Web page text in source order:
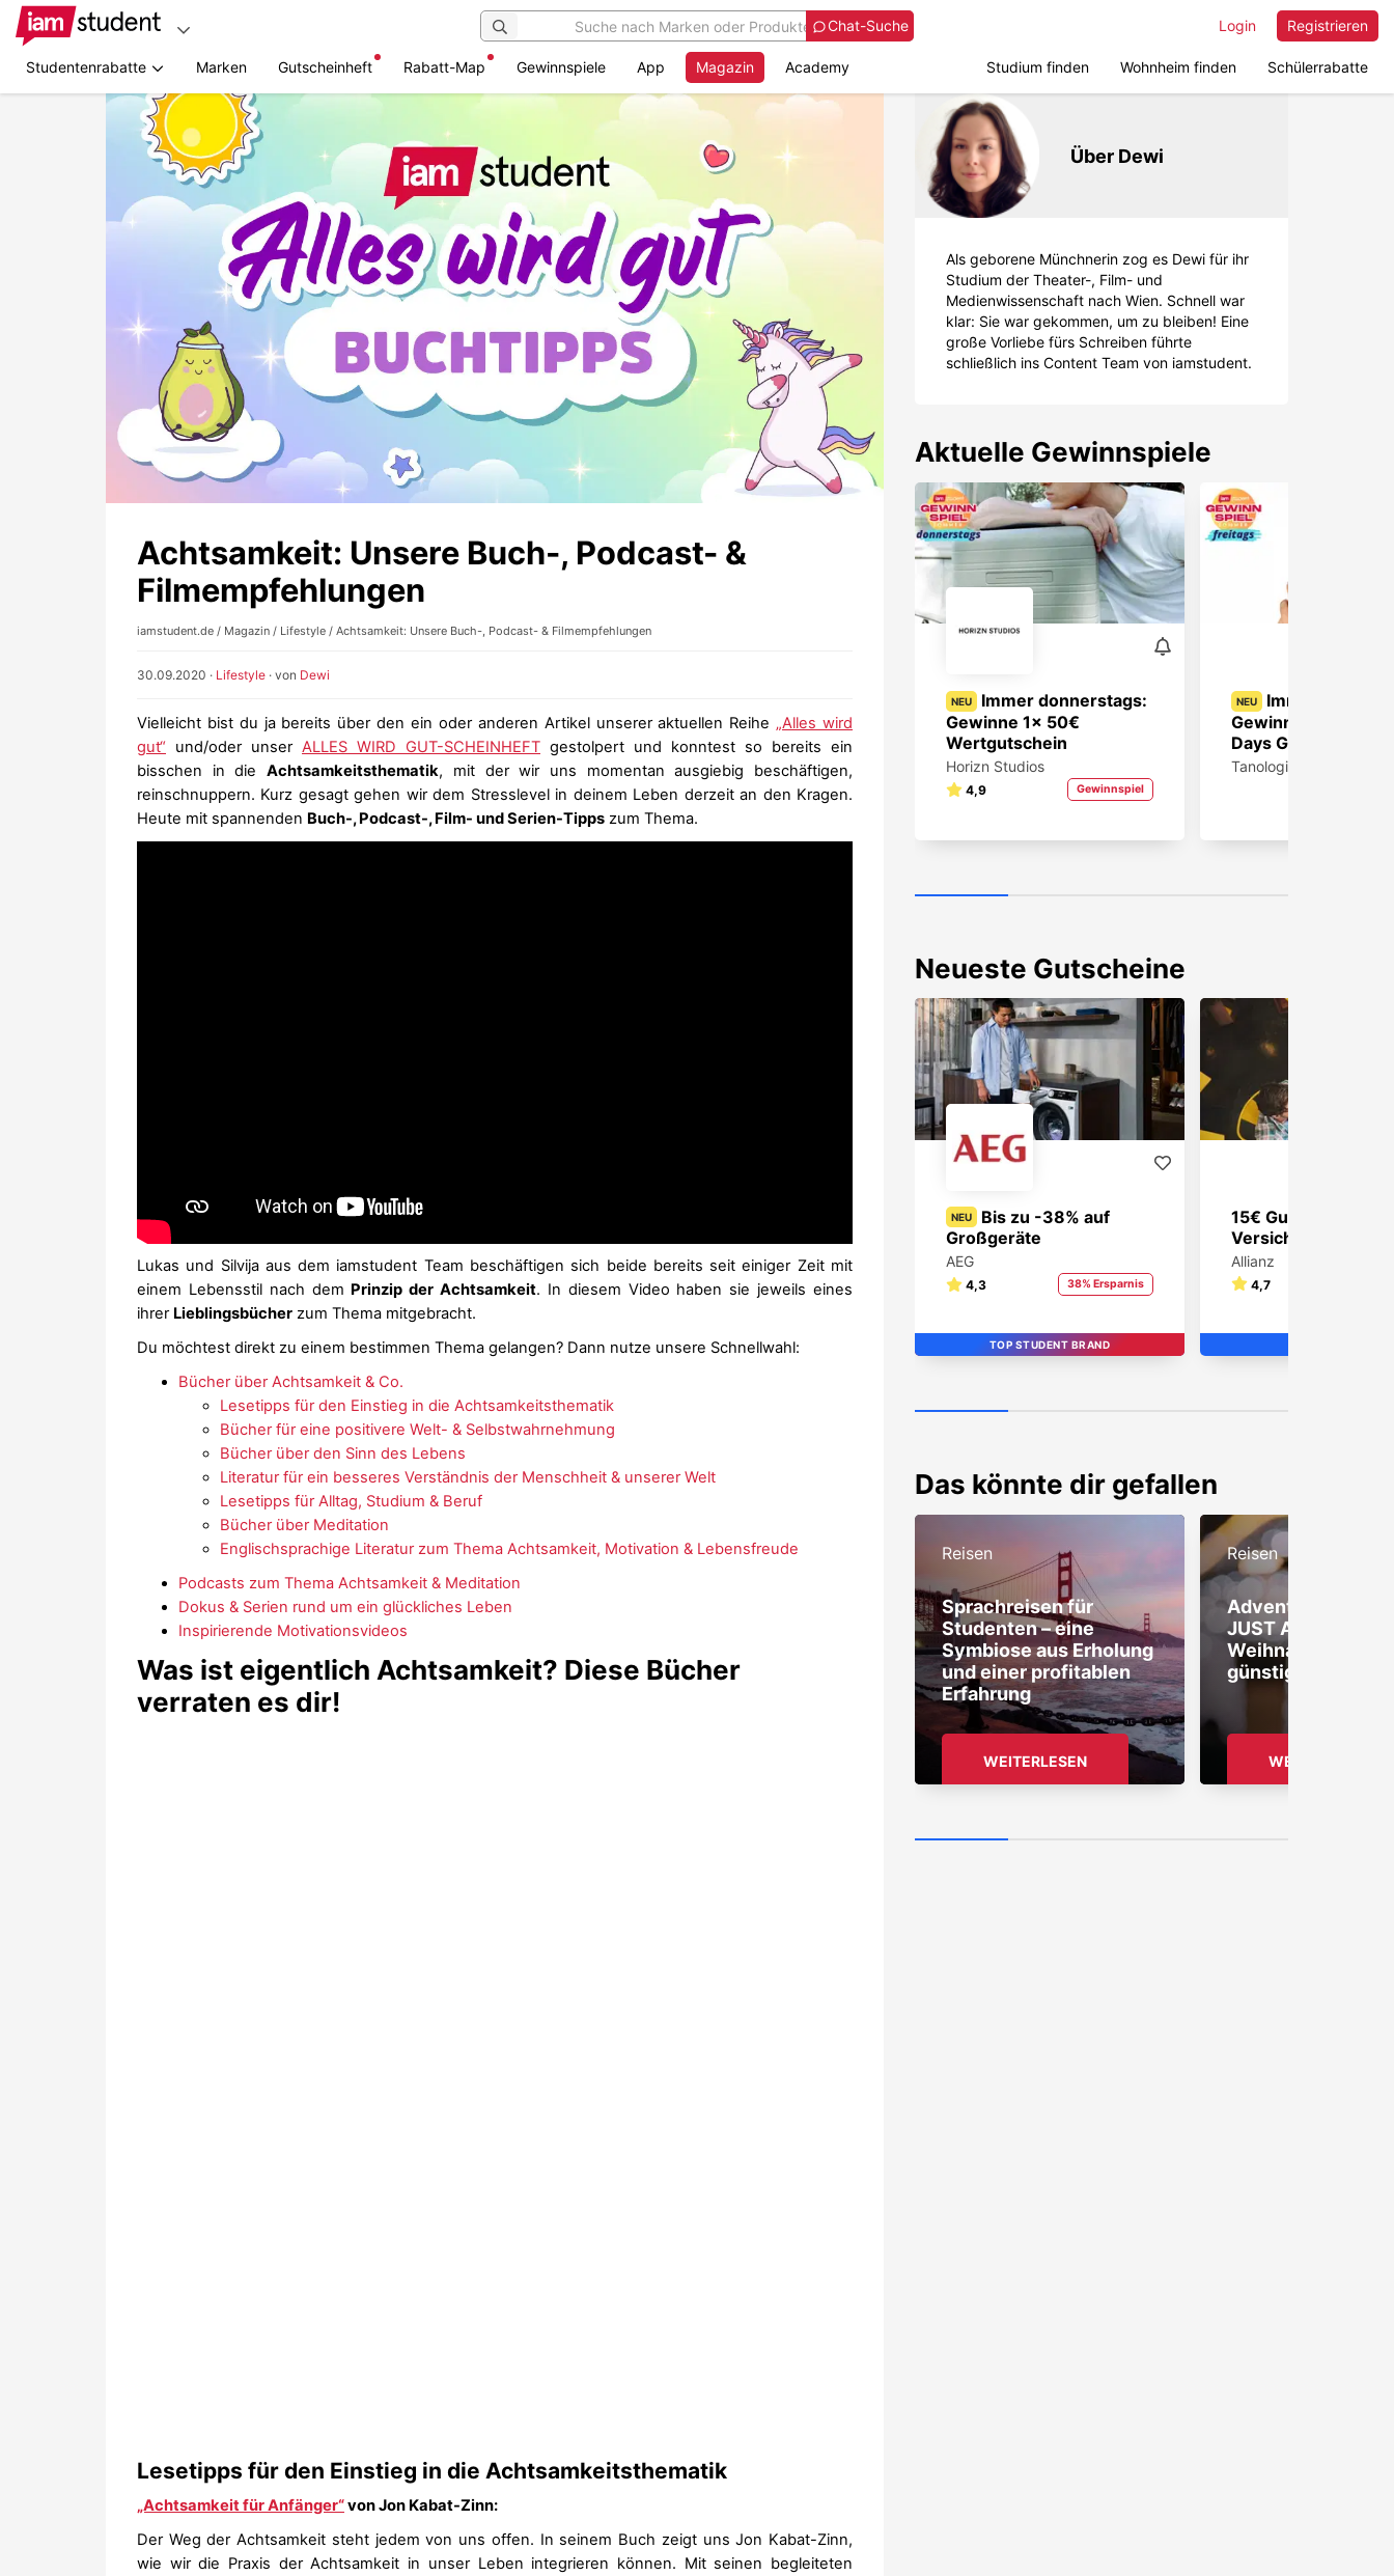
Chat-Suche Registrieren
Login
Studentenrabatte Marken Gutscheinheft Rabatt-Map Gewinnspiele App Magazin Academy Studium finden Wohnheim finden Schülerrabatte
Achtsamkeit: Unsere Buch-, Podcast- &
Filmempfehlungen
iamstudent.de / Magazin / Lifestyle / Achtsamkeit: Unsere Buch-, Podcast- & Filmempfehlungen
30.09.2020 · Lifestyle · von Dewi
Vielleicht bist du ja bereits über den ein oder anderen Artikel unserer aktuellen Reihe „Alles wird
gut“ und/oder unser ALLES WIRD GUT-SCHEINHEFT gestolpert und konntest so bereits ein
bisschen in dieAchtsamkeitsthematik, mit der wir uns momentan ausgiebig beschäftigen,
reinschnuppern. Kurz gesagt gehen wir dem Stresslevel in deinem Leben derzeit an den Kragen.
Heute mit spannenden Buch-, Podcast-, Film- und Serien-Tipps zum Thema.
Lukas und Silvija aus dem iamstudent Team beschäftigen sich beide bereits seit einiger Zeit mit
einem Lebensstil nach dem Prinzip der Achtsamkeit. In diesem Video haben sie jeweils eines
ihrer Lieblingsbücher zum Thema mitgebracht.
Du möchtest direkt zu einem bestimmen Thema gelangen? Dann nutze unsere Schnellwahl:
Bücher über Achtsamkeit & Co.
Lesetipps für den Einstieg in die Achtsamkeitsthematik
Bücher für eine positivere Welt- & Selbstwahrnehmung
Bücher über den Sinn des Lebens
Literatur für ein besseres Verständnis der Menschheit & unserer Welt
Lesetipps für Alltag, Studium & Beruf
Bücher über Meditation
Englischsprachige Literatur zum Thema Achtsamkeit, Motivation & Lebensfreude
Podcasts zum Thema Achtsamkeit & Meditation
Dokus & Serien rund um ein glückliches Leben
Inspirierende Motivationsvideos
Was ist eigentlich Achtsamkeit? Diese Bücher
verraten es dir!
Lesetipps für den Einstieg in die Achtsamkeitsthematik
„Achtsamkeit für Anfänger“von Jon Kabat-Zinn:
Der Weg der Achtsamkeit steht jedem von uns offen. In seinem Buch zeigt uns Jon Kabat-Zinn,
wie wir die Praxis der Achtsamkeit in unser Leben integrieren können. Mit seinen begleiteten
Über Dewi
Als geborene Münchnerin zog es Dewi für ihr
Studium der Theater-, Film- und
Medienwissenschaft nach Wien. Schnell war
klar: Sie war gekommen, um zu bleiben! Eine
große Vorliebe fürs Schreiben führte
schließlich ins Content Team von iamstudent.
Aktuelle Gewinnspiele
NEU
Immer donnerstags:
Gewinne 1x 50€
Wertgutschein
Horizn Studios
4,9 Gewinnspiel
NEU
Immer freitags:
Gewinne ein
Days Glow Paket!
Tanologist
Neueste Gutscheine
NEU
Bis zu -38% auf
Großgeräte
AEG
4,3 38% Ersparnis
TOP
STUDENT BRAND
TOP STUDENT BRAND
15€ Gutschein zur
Versicherung
Allianz
4,7
Das könnte dir gefallen
Reisen
Sprachreisen für
Studenten – eine
Symbiose aus Erholung
und einer profitablen
Erfahrung
WEITERLESEN
Reisen
JUST AWAY
günstig
WEITERLESEN